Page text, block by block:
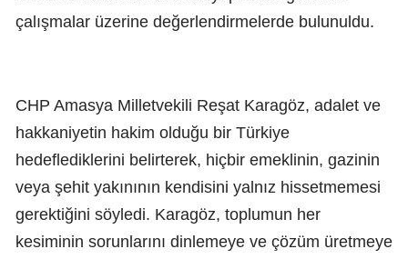
çalışmalar üzerine değerlendirmelerde bulunuldu.
CHP Amasya Milletvekili Reşat Karagöz, adalet ve
hakkaniyetin hakim olduğu bir Türkiye
hedeflediklerini belirterek, hiçbir emeklinin, gazinin
veya şehit yakınının kendisini yalnız hissetmemesi
gerektiğini söyledi. Karagöz, toplumun her
kesiminin sorunlarını dinlemeye ve çözüm üretmeye